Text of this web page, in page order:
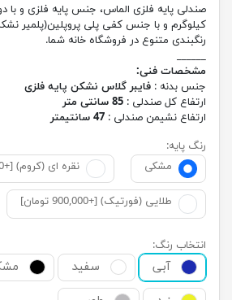
کیلوگرم و با جنس کفی پلی پروپلین(پلمیر
رنگبندی متنوع در فروشگاه خانه شما.
______
مشخصات فنی:
جنس بدنه : فایبر گلاس نشکن پایه فلزی
ارتفاع کل صندلی : 85 سانتی متر
ارتفاع نشیمن صندلی : 47 سانتیمتر
رنگ پایه:
مشکی
نقره ای (کروم) [+800,000 تومان]
طلایی (فورتیک) [+900,000 تومان]
انتخاب رنگ:
آبی سفید